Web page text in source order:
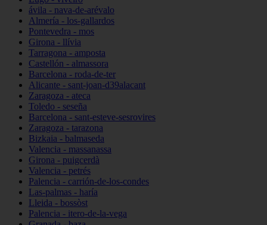
ávila - nava-de-arévalo
Almería - los-gallardos
Pontevedra - mos
Girona - llívia
Tarragona - amposta
Castellón - almassora
Barcelona - roda-de-ter
Alicante - sant-joan-d39alacant
Zaragoza - ateca
Toledo - seseña
Barcelona - sant-esteve-sesrovires
Zaragoza - tarazona
Bizkaia - balmaseda
Valencia - massanassa
Girona - puigcerdà
Valencia - petrés
Palencia - carrión-de-los-condes
Las-palmas - haría
Lleida - bossòst
Palencia - itero-de-la-vega